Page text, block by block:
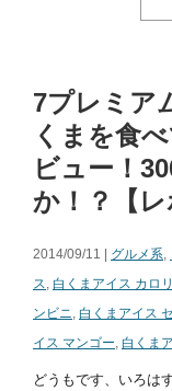
7プレミア
くまを食
ビュー！
か！？【レ
2014/09/11 | グルメ系,
ス, 白くまアイス カロ
ンビニ, 白くまアイス
イス マンゴー, 白くま
どうもです、いろは